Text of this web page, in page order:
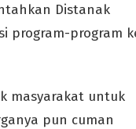
Distanak
program-program
masyarakat untuk
pun cuman